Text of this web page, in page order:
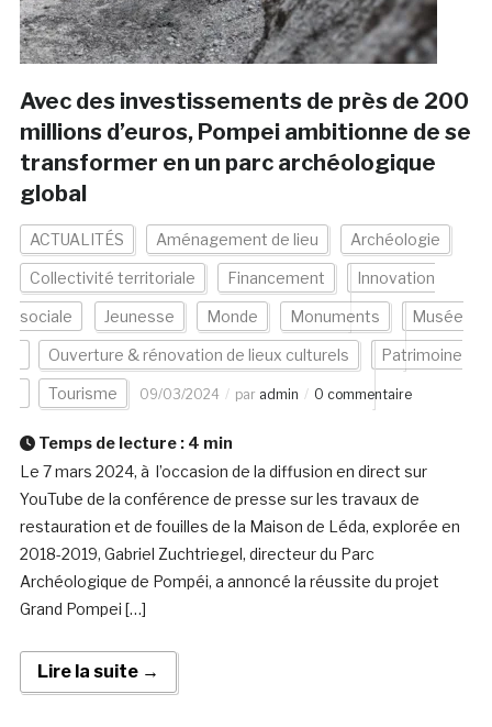
Avec des investissements de près de 200
millions d’euros, Pompei ambitionne de se
transformer en un parc archéologique
global
ACTUALITÉS Aménagement de lieu Archéologie
Collectivité territoriale Financement Innovation
sociale Jeunesse Monde Monuments Musée
Ouverture & rénovation de lieux culturels Patrimoine
Tourisme 09/03/2024 par admin 0 commentaire
Temps de lecture : 4 min
Le 7 mars 2024, à l’occasion de la diffusion en direct sur
YouTube de la conférence de presse sur les travaux de
restauration et de fouilles de la Maison de Léda, explorée en
2018-2019, Gabriel Zuchtriegel, directeur du Parc
Archéologique de Pompéi, a annoncé la réussite du projet
Grand Pompei […]
Lire la suite →